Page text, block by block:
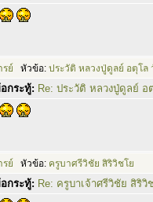
ย์ หัวข้อ: ประวัติ หลวงปู่ดูลย์ อตุโล
กระทู้: Re: ประวัติ หลวงปู่ดูลย์
ย์ หัวข้อ: ครูบาศรีวิชัย สิริวิชโย
กระทู้: Re: ครูบาเจ้าศรีวิชัย สิริวิ